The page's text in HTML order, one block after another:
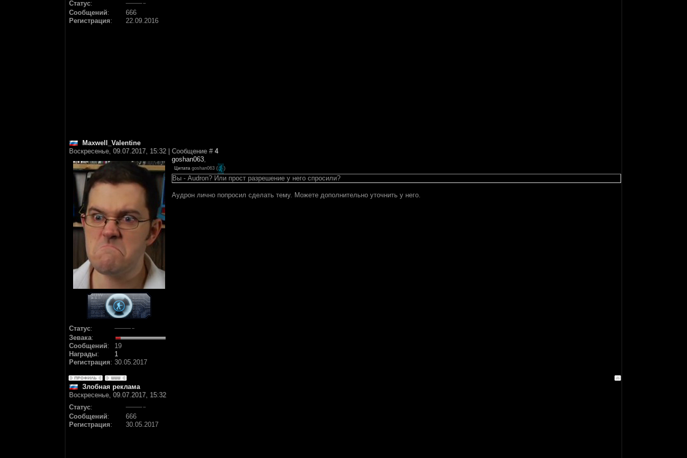
Статус:
Сообщений:
666
Регистрация: 22.09.2016
Maxwell_Valentine
Воскресенье, 09.07.2017, 15:32 | Сообщение # 4
Статус:
Зевака:
Сообщений:
19
Награды:
1
Регистрация: 30.05.2017
goshan063,
Цитата goshan063 ( )
Вы - Audron? Или прост разрешение у него спросили?
Аудрон лично попросил сделать тему. Можете дополнительно уточнить у него.
Злобная реклама
Воскресенье, 09.07.2017, 15:32
Статус:
Сообщений:
666
Регистрация: 30.05.2017